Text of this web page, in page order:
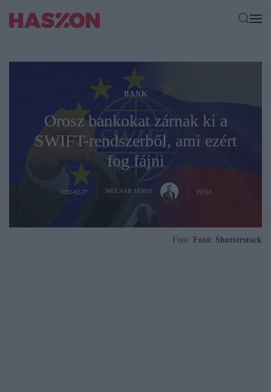
BANK
Orosz bankokat zárnak ki a
SWIFT-rendszerből, ami ezért
fog fájni
2022-02-27 MOLNÁR JÁNOS PÉNZ
Fotó: Fotó: Shutterstock